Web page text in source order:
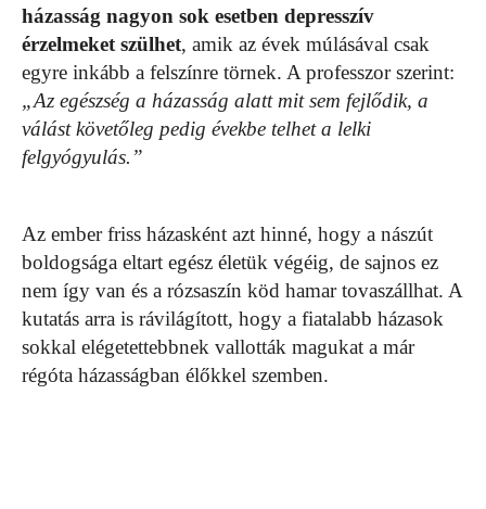
házasság nagyon sok esetben depresszív
érzelmeket szülhet, amik az évek múlásával csak
egyre inkább a felszínre törnek. A professzor szerint:
„Az egészség a házasság alatt mit sem fejlődik, a
válást követőleg pedig évekbe telhet a lelki
felgyógyulás.”
Az ember friss házasként azt hinné, hogy a nászút
boldogsága eltart egész életük végéig, de sajnos ez
nem így van és a rózsaszín köd hamar tovaszállhat. A
kutatás arra is rávilágított, hogy a fiatalabb házasok
sokkal elégetettebbnek vallották magukat a már
régóta házasságban élőkkel szemben.